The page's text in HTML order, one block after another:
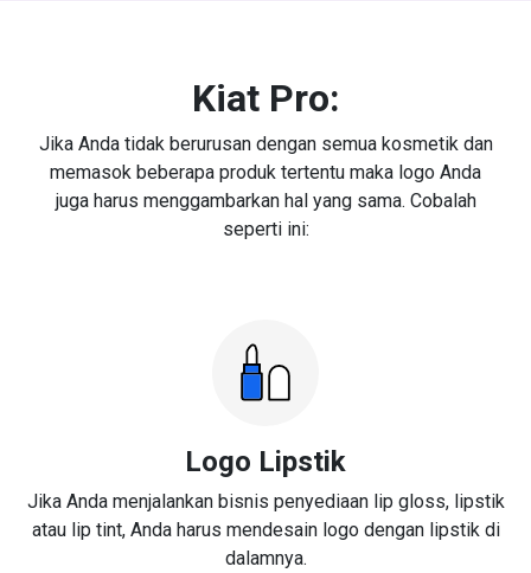
Kiat Pro:
Jika Anda tidak berurusan dengan semua kosmetik dan
memasok beberapa produk tertentu maka logo Anda
juga harus menggambarkan hal yang sama. Cobalah
seperti ini:
Logo Lipstik
Jika Anda menjalankan bisnis penyediaan lip gloss, lipstik
atau lip tint, Anda harus mendesain logo dengan lipstik di
dalamnya.